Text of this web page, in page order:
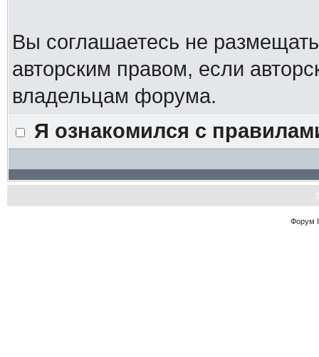
Вы соглашаетесь не
авторским правом, если
владельцам форума.
Я ознакомился с
Форум